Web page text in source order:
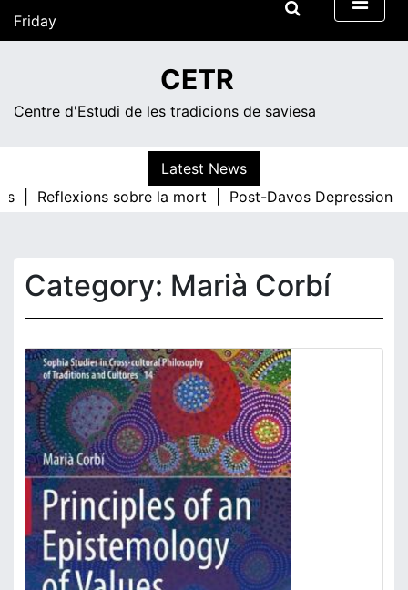
Friday
CETR
Centre d'Estudi de les tradicions de saviesa
Latest News
|
Reflexions sobre la mort | Post-Davos Depression |
Category: Marià Corbí